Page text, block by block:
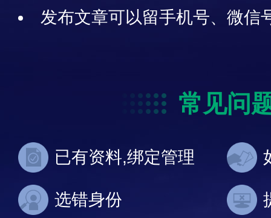
发布文章可以留手机号、微信
常见问
已有资料,绑定管理
选错身份